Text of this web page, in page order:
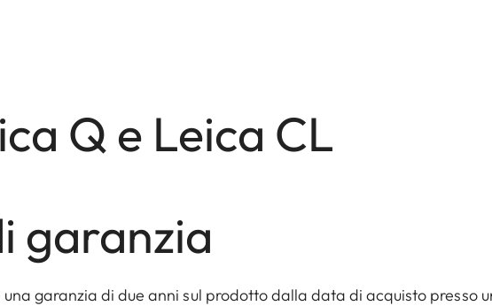
Q e Leica CL
garanzia
una garanzia di due anni sul prodotto dalla data di acquisto presso